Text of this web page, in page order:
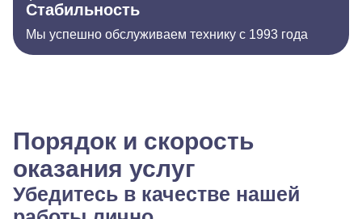
Стабильность
Мы успешно обслуживаем технику с 1993 года
Порядок и скорость
оказания услуг
Убедитесь в качестве нашей